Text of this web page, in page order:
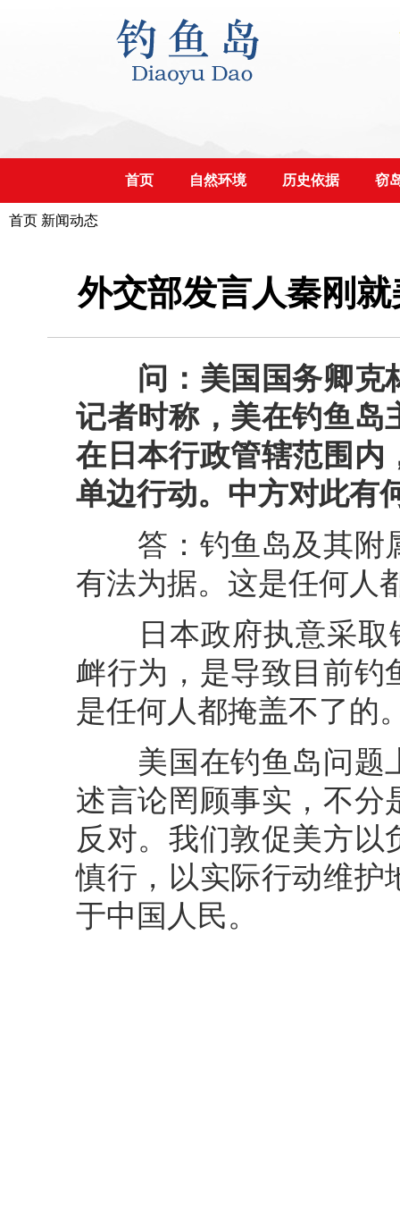
首页 自然环境 历史依据 窃
首页 新闻动态
外交部发言人秦刚
问：美国国务卿克
记者时称，美在钓鱼岛
在日本行政管辖范围内
单边行动。中方对此有
答：钓鱼岛及其附
有法为据。这是任何人
日本政府执意采取错
衅行为，是导致目前钓
是任何人都掩盖不了的
美国在钓鱼岛问题
述言论罔顾事实，不分
反对。我们敦促美方
慎行，以实际行动维护
于中国人民。